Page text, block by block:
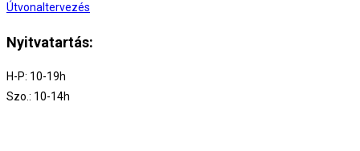
Útvonaltervezés
Nyitvatartás:
H-P: 10-19h
Szo.: 10-14h